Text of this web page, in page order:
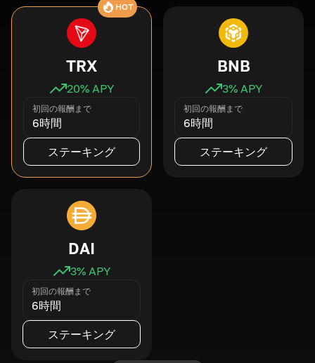
HOT
TRX
20% APY
初回の報酬まで
6時間
ステーキング
BNB
3% APY
初回の報酬まで
6時間
ステーキング
DAI
3% APY
初回の報酬まで
6時間
ステーキング